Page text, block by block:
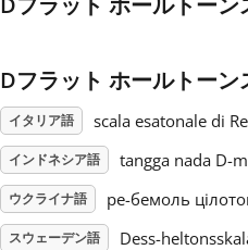
日本語
Polski
Português
Dフラット ホールトー
イタリア語 scala esatonale di
インドネシア語 tangga nada D-
ウクライナ語 ре-бемоль
スウェーデン語 Dess-